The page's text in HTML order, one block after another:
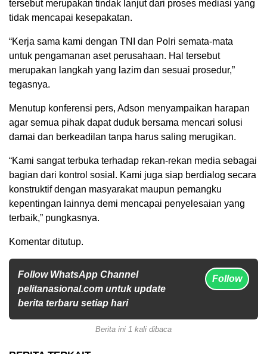
tersebut merupakan tindak lanjut dari proses mediasi yang
tidak mencapai kesepakatan.
“Kerja sama kami dengan TNI dan Polri semata-mata
untuk pengamanan aset perusahaan. Hal tersebut
merupakan langkah yang lazim dan sesuai prosedur,”
tegasnya.
Menutup konferensi pers, Adson menyampaikan harapan
agar semua pihak dapat duduk bersama mencari solusi
damai dan berkeadilan tanpa harus saling merugikan.
“Kami sangat terbuka terhadap rekan-rekan media sebagai
bagian dari kontrol sosial. Kami juga siap berdialog secara
konstruktif dengan masyarakat maupun pemangku
kepentingan lainnya demi mencapai penyelesaian yang
terbaik,” pungkasnya.
Komentar ditutup.
Follow WhatsApp Channel
pelitanasional.com untuk update
berita terbaru setiap hari
Follow
Berita ini 1 kali dibaca